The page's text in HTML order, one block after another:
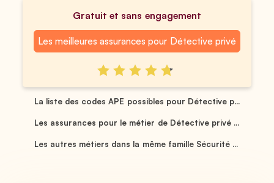
Gratuit et sans engagement
Les meilleures assurances pour Détective privé
La liste des codes APE possibles pour Détective p...
Les assurances pour le métier de Détective privé ...
Les autres métiers dans la même famille Sécurité ...